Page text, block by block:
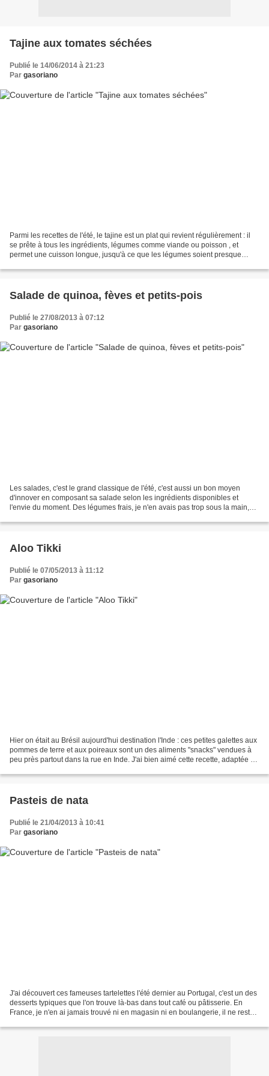
Tajine aux tomates séchées
Publié le 14/06/2014 à 21:23
Par gasoriano
Parmi les recettes de l'été, le tajine est un plat qui revient régulièrement : il
se prête à tous les ingrédients, légumes comme viande ou poisson , et
permet une cuisson longue, jusqu'à ce que les légumes soient presque
Salade de quinoa, fèves et petits-pois
Publié le 27/08/2013 à 07:12
Par gasoriano
Les salades, c'est le grand classique de l'été, c'est aussi un bon moyen
d'innover en composant sa salade selon les ingrédients disponibles et
l'envie du moment. Des légumes frais, je n'en avais pas trop sous la main,
Aloo Tikki
Publié le 07/05/2013 à 11:12
Par gasoriano
Hier on était au Brésil aujourd'hui destination l'Inde : ces petites galettes aux
pommes de terre et aux poireaux sont un des aliments "snacks" vendues à
peu près partout dans la rue en Inde. J'ai bien aimé cette recette, adaptée du
Pasteis de nata
Publié le 21/04/2013 à 10:41
Par gasoriano
J'ai découvert ces fameuses tartelettes l'été dernier au Portugal, c'est un des
desserts typiques que l'on trouve là-bas dans tout café ou pâtisserie. En
France, je n'en ai jamais trouvé ni en magasin ni en boulangerie, il ne restait